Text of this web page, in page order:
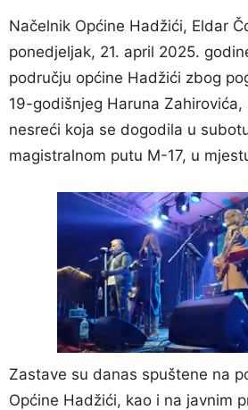
Načelnik Općine Hadžići, Eldar
ponedjeljak, 21. april 2025.
području općine Hadžići zbog
19-godišnjeg Haruna Zahirovića,
nesreći koja se dogodila u
magistralnom putu M-17, u
Zastave su danas spuštene na
Općine Hadžići, kao i na javnim